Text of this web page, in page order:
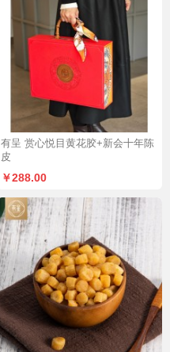
有呈 赏心悦目黄花胶+新会十年陈
皮
￥288.00